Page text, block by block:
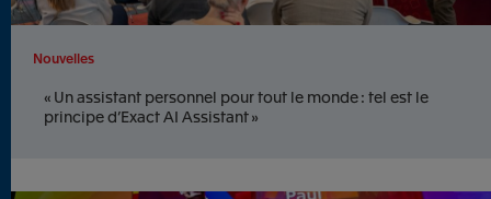
Nouvelles
« Un assistant personnel pour tout le monde : tel est le
principe d’Exact AI Assistant »